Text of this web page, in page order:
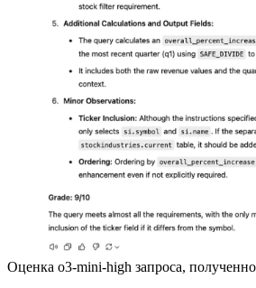
Оценка o3-mini-high запроса,